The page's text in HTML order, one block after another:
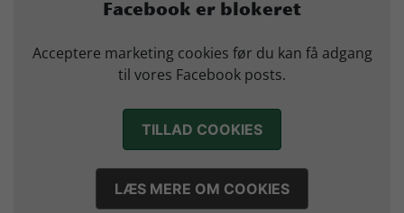
Marius Nørsøller udlejes til HØJ Elite
14. juli 2026
Facebook er blokeret
Acceptere marketing cookies før du kan få adgang
til vores Facebook posts.
TILLAD COOKIES
LÆS MERE OM COOKIES